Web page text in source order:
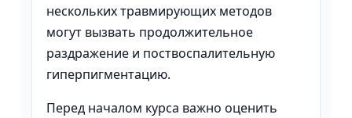
нескольких травмирующих методов
могут вызвать продолжительное
раздражение и поствоспалительную
гиперпигментацию.
Перед началом курса важно оценить